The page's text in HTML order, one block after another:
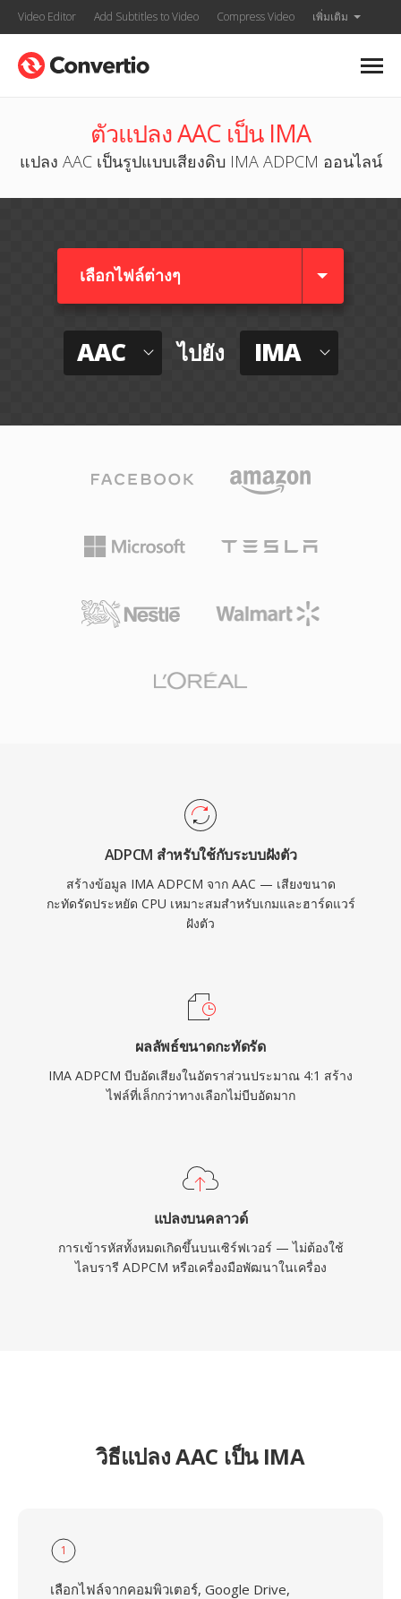
Video Editor Add Subtitles to Video Compress Video เพิ่มเติม
ตัวแปลง AAC เป็น IMA
แปลง AAC เป็นรูปแบบเสียงดิบ IMA ADPCM ออนไลน์
เลือกไฟล์ต่างๆ​
AAC ไปยัง IMA
ADPCM สำหรับใช้กับระบบฝังตัว
สร้างข้อมูล IMA ADPCM จาก AAC — เสียงขนาด
กะทัดรัดประหยัด CPU เหมาะสมสำหรับเกมและฮาร์ดแวร์
ฝังตัว
ผลลัพธ์ขนาดกะทัดรัด
IMA ADPCM บีบอัดเสียงในอัตราส่วนประมาณ 4:1 สร้าง
ไฟล์ที่เล็กกว่าทางเลือกไม่บีบอัดมาก
แปลงบนคลาวด์
การเข้ารหัสทั้งหมดเกิดขึ้นบนเซิร์ฟเวอร์ — ไม่ต้องใช้
ไลบรารี ADPCM หรือเครื่องมือพัฒนาในเครื่อง
วิธีแปลง AAC เป็น IMA
1
เลือกไฟล์จากคอมพิวเตอร์, Google Drive,